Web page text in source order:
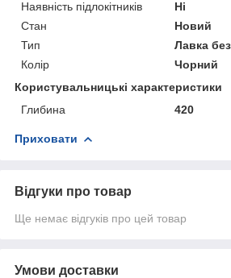
Наявність підлокітників
Ні
Стан
Новий
Тип
Лавка
Колір
Чорний
Користувальницькі характеристики
Глибина
420
Приховати
Відгуки про товар
Ще немає відгуків про цей товар
Умови доставки